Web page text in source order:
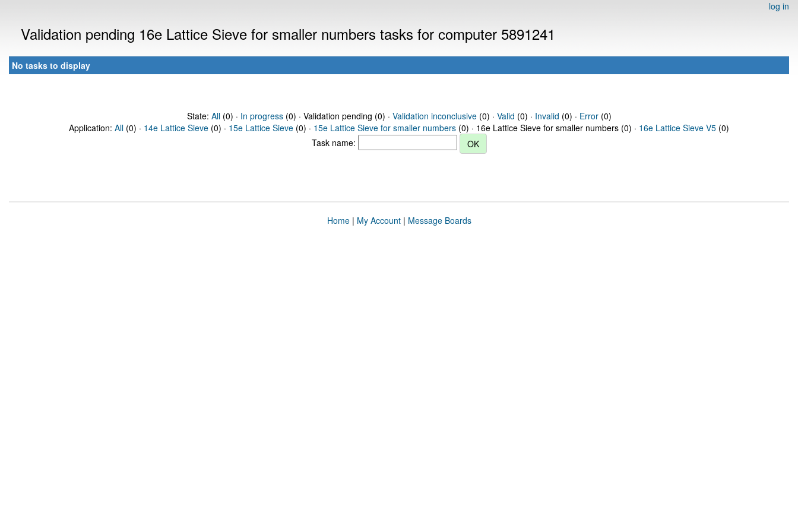
log in
Validation pending 16e Lattice Sieve for smaller numbers tasks for computer 5891241
No tasks to display
State: All(0) · In progress(0) · Validation pending (0) · Validation inconclusive(0) · Valid (0) · Invalid (0) · Error(0)
Application: All (0) · 14e Lattice Sieve (0) · 15e Lattice Sieve (0) · 15e Lattice Sieve for smaller numbers (0) · 16e Lattice Sieve for smaller numbers (0) · 16e Lattice Sieve V5 (0)
Task name:
Home| My Account| Message Boards